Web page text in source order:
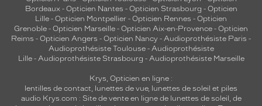
Bordeaux- Opticien Nantes - Opticien Strasbourg - Opticien
Lille - Opticien Montpellier - Opticien Rennes - Opticien
Grenoble - Opticien Marseille - Opticien Aix-en-Provence - Opticien
Reims - Opticien Angers - Opticien Nancy - Audioprothésiste Paris -
Audioprothésiste Toulouse- Audioprothésiste
Lille- Audioprothésiste Strasbourg - Audioprothésiste Marseille
Krys, Opticien en ligne :
lentilles de contact lunettes de vue, lunettes de soleil et piles
audio Krys.com : Site de vente en ligne de lunettes de soleil, de